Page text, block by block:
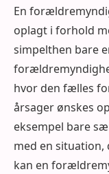
En
oplagt i forhold
simpelthen bare
hvor den fælles
årsager ønskes
eksempel bare
med en situation,
kan en